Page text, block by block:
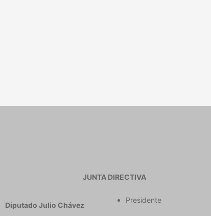
JUNTA DIRECTIVA
Diputado Julio Chávez
Presidente